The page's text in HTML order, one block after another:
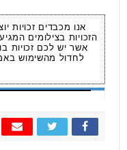
אנו מכבדים זכויות
הזכויות בצילומים
אשר יש לכם זכויות
לחדול מהשימוש